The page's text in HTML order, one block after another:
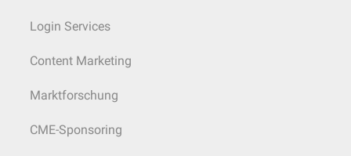
Login Services
Content Marketing
Marktforschung
CME-Sponsoring